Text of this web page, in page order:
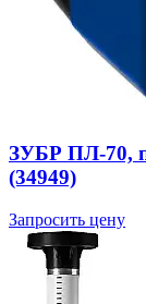
ЗУБР ПЛ-70,
(34949)
Запросить цену